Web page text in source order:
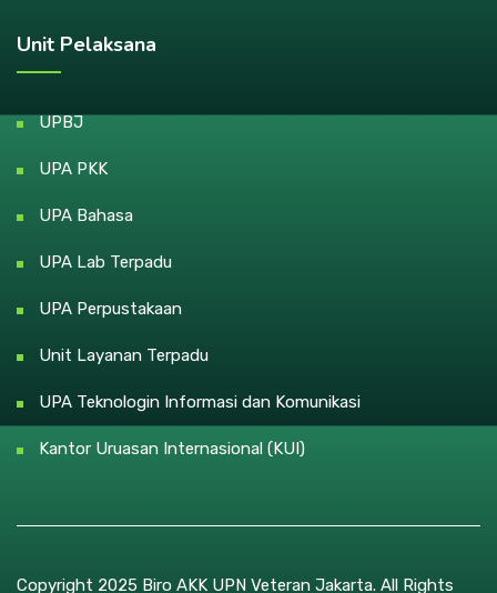
Unit Pelaksana
UPBJ
UPA PKK
UPA Bahasa
UPA Lab Terpadu
UPA Perpustakaan
Unit Layanan Terpadu
UPA Teknologin Informasi dan Komunikasi
Kantor Uruasan Internasional (KUI)
Copyright 2025 Biro AKK UPN Veteran Jakarta. All Rights